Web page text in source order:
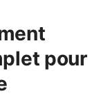
pour